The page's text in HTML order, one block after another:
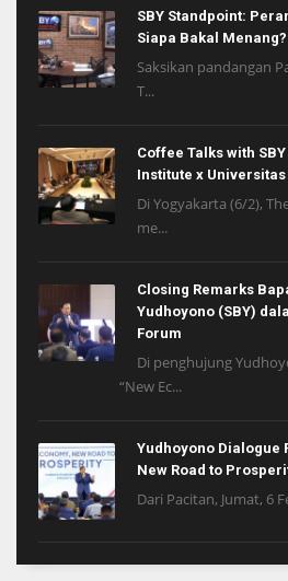
SBY Standpoint:
Siapa Bakal Menang?
Saksikan pandangan
T...
Coffee Talks with
Institute x
Di Yogyakarta (6/2),
me...
Closing Remarks
Yudhoyono (SBY)
Forum
Di penghujung
“New Ec...
Yudhoyono Dialogue
New Road to
Dari Pacitan, Jumat, 6